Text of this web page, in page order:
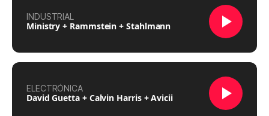
INDUSTRIAL
Ministry + Rammstein + Stahlmann
ELECTRÓNICA
David Guetta + Calvin Harris + Avicii